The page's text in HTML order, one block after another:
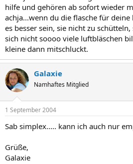
hilfe und gehören ab sofort wieder
achja...wenn du die flasche für
es besser sein, sie nicht zu
sich nicht soooo viele luftbläschen
kleine dann mitschluckt.
Galaxie
Namhaftes Mitglied
1 September 2004
Sab simplex..... kann ich auch nur
Grüße,
Galaxie